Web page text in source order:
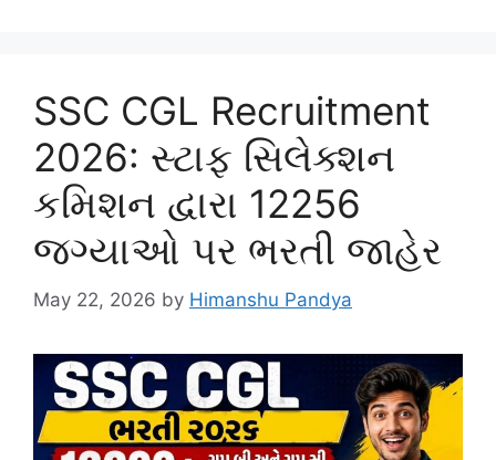
SSC CGL Recruitment
2026: સ્ટાફ સિલેક્શન
કમિશન દ્વારા 12256
જગ્યાઓ પર ભરતી જાહેર
May 22, 2026 by Himanshu Pandya